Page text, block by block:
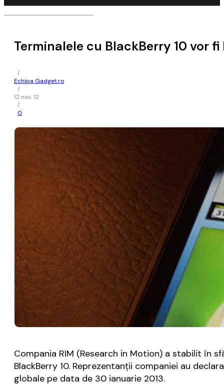
Terminalele cu BlackBerry 10 vor
/
Echipa Gadget.ro
/
12 nov. 12
/
0
Compania RIM (Research in Motion) a stabilit în
BlackBerry 10. Reprezentanții companiei au
globale pe data de 30 ianuarie 2013.